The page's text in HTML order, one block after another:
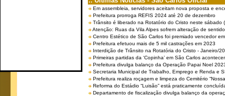
Em assembleia, servidores aceitam nova proposta e
Prefeitura prorroga REFIS 2024 até 20 de dezembro
Trânsito é liberado na Rotatório do Cristo neste sábado
Atenção: Ruas da Vila Alpes sofrem alteração de
Centro Estético de São Carlos foi premiado vencedor
Prefeitura efetuou mais de 5 mil castrações em 2023
Interdição de Trânsito na Rotatória do Cristo - Janeiro/
Primeiras partidas da ‘Copinha’ em São Carlos
Prefeitura divulga balanço da Operação Papai Noel
Secretaria Municipal de Trabalho, Emprego e Renda e
Prefeitura realiza roçagem e limpeza do Cemitério
Reforma do Estádio “Luisão” está praticamente
Departamento de fiscalização divulga balanço da